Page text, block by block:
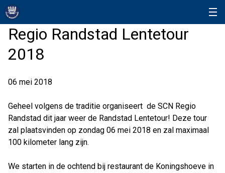
Regio Randstad Lentetour
2018
06 mei 2018
Geheel volgens de traditie organiseert de SCN Regio
Randstad dit jaar weer de Randstad Lentetour! Deze tour
zal plaatsvinden op zondag 06 mei 2018 en zal maximaal
100 kilometer lang zijn.
We starten in de ochtend bij restaurant de Koningshoeve in